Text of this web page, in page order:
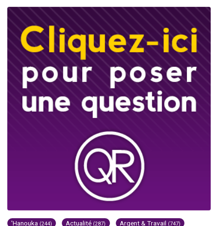
'Hanouka (244) Actualité (287) Argent & Travail (747)